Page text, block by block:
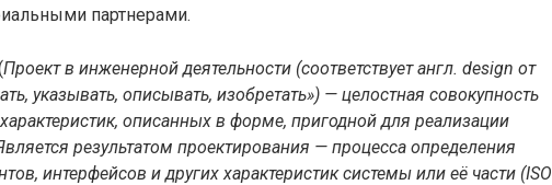
партнерами.
Проект в инженерной деятельности (соответствует англ. design от
указывать, описывать, изобретать») — целостная совокупность
описанных в форме, пригодной для реализации
результатом проектирования — процесса определения
интерфейсов и других характеристик системы или её части (ISO